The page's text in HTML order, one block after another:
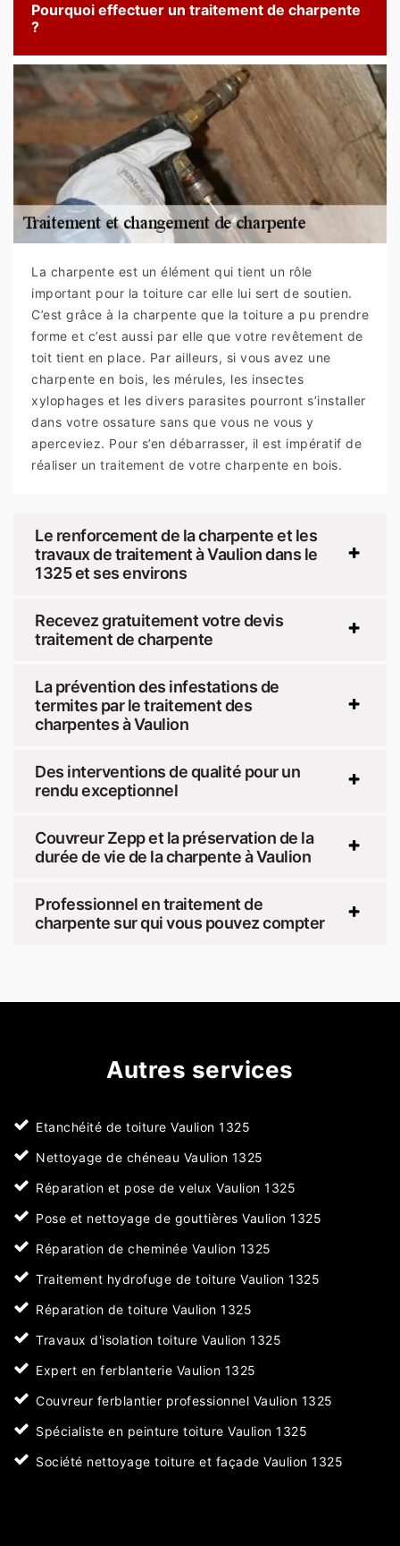
Pourquoi effectuer un traitement de charpente
?
La charpente est un élément qui tient un rôle
important pour la toiture car elle lui sert de soutien.
C’est grâce à la charpente que la toiture a pu prendre
forme et c’est aussi par elle que votre revêtement de
toit tient en place. Par ailleurs, si vous avez une
charpente en bois, les mérules, les insectes
xylophages et les divers parasites pourront s’installer
dans votre ossature sans que vous ne vous y
aperceviez. Pour s’en débarrasser, il est impératif de
réaliser un traitement de votre charpente en bois.
Le renforcement de la charpente et les
travaux de traitement à Vaulion dans le
1325 et ses environs
Recevez gratuitement votre devis
traitement de charpente
La prévention des infestations de
termites par le traitement des
charpentes à Vaulion
Des interventions de qualité pour un
rendu exceptionnel
Couvreur Zepp et la préservation de la
durée de vie de la charpente à Vaulion
Professionnel en traitement de
charpente sur qui vous pouvez compter
Autres services
Etanchéité de toiture Vaulion 1325
Nettoyage de chéneau Vaulion 1325
Réparation et pose de velux Vaulion 1325
Pose et nettoyage de gouttières Vaulion 1325
Réparation de cheminée Vaulion 1325
Traitement hydrofuge de toiture Vaulion 1325
Réparation de toiture Vaulion 1325
Travaux d'isolation toiture Vaulion 1325
Expert en ferblanterie Vaulion 1325
Couvreur ferblantier professionnel Vaulion 1325
Spécialiste en peinture toiture Vaulion 1325
Société nettoyage toiture et façade Vaulion 1325